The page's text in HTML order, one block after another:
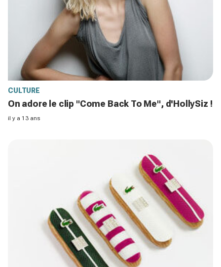
CULTURE
On adore le clip "Come Back To Me", d'HollySiz !
il y a 13 ans